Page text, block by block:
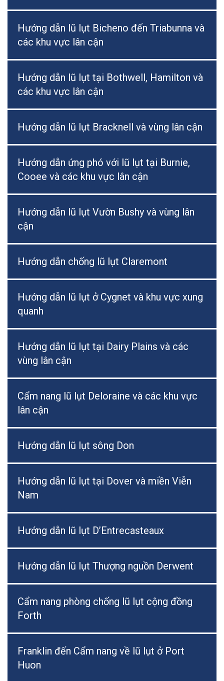
Hướng dẫn lũ lụt Bicheno đến Triabunna và
các khu vực lân cận
Hướng dẫn lũ lụt tại Bothwell, Hamilton và
các khu vực lân cận
Hướng dẫn lũ lụt Bracknell và vùng lân cận
Hướng dẫn ứng phó với lũ lụt tại Burnie,
Cooee và các khu vực lân cận
Hướng dẫn lũ lụt Vườn Bushy và vùng lân
cận
Hướng dẫn chống lũ lụt Claremont
Hướng dẫn lũ lụt ở Cygnet và khu vực xung
quanh
Hướng dẫn lũ lụt tại Dairy Plains và các
vùng lân cận
Cẩm nang lũ lụt Deloraine và các khu vực
lân cận
Hướng dẫn lũ lụt sông Don
Hướng dẫn lũ lụt tại Dover và miền Viễn
Nam
Hướng dẫn lũ lụt D’Entrecasteaux
Hướng dẫn lũ lụt Thượng nguồn Derwent
Cẩm nang phòng chống lũ lụt cộng đồng
Forth
Franklin đến Cẩm nang về lũ lụt ở Port
Huon